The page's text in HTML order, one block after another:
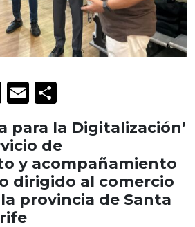
LinkedIn
Email
para la Digitalización’
de
y acompañamiento
dirigido al comercio
provincia de Santa